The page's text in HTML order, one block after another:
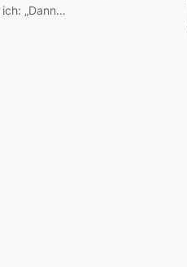
„Dann…